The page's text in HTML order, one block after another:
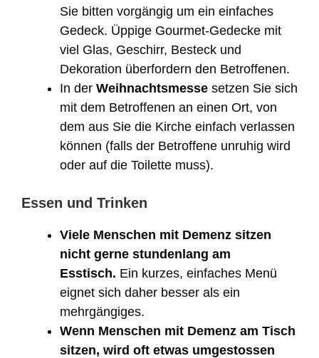
Sie bitten vorgängig um ein einfaches
Gedeck. Üppige Gourmet-Gedecke mit
viel Glas, Geschirr, Besteck und
Dekoration überfordern den Betroffenen.
In der Weihnachtsmesse setzen Sie sich
mit dem Betroffenen an einen Ort, von
dem aus Sie die Kirche einfach verlassen
können (falls der Betroffene unruhig wird
oder auf die Toilette muss).
Essen und Trinken
Viele Menschen mit Demenz sitzen
nicht gerne stundenlang am
Esstisch. Ein kurzes, einfaches Menü
eignet sich daher besser als ein
mehrgängiges.
Wenn Menschen mit Demenz am Tisch
sitzen, wird oft etwas umgestossen